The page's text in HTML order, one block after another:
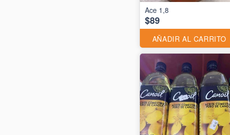
Ace 1,8
$89
AÑADIR AL CARRITO